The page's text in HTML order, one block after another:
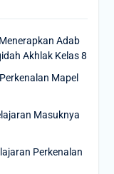
Adab
Akhlak Kelas 8
Mapel
Masuknya
Perkenalan